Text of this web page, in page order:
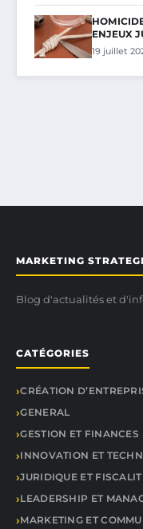
ENJEUX
19 juillet
MARKETING
Blog d'actualités et
CATÉGORIES
CRÉATION
GENERAL
GESTION ET FINANCES
INNOVATION ET
JURIDIQUE ET
LEADERSHIP ET
MARKETING ET